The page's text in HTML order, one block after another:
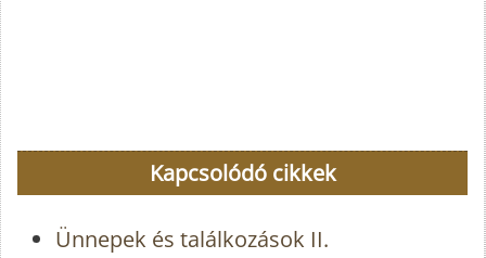
Kapcsolódó cikkek
Ünnepek és találkozások II.